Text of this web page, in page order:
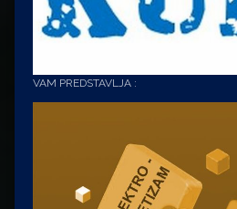
VAM PREDSTAVLJA :